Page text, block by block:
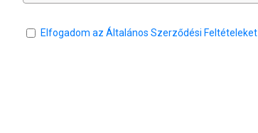
Elfogadom az Általános Szerződési Feltételeket